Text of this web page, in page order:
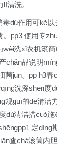
清洗。
dú作用可kě
。pp3 使用专
洗xǐ衣机滚
chǎn品说明
菌jūn。pp h3春
洗深shēn度
规guī的de清洁
dù清洁措cuò
定dìng
查chá滚筒内